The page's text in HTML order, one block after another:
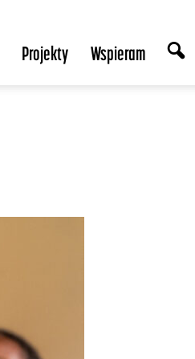
Projekty Wspieram